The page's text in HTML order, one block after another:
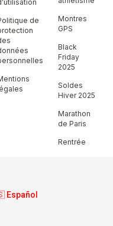
de
Montres
GPS
Black
Friday
2025
Soldes
Hiver 2025
Marathon
de Paris
Rentrée